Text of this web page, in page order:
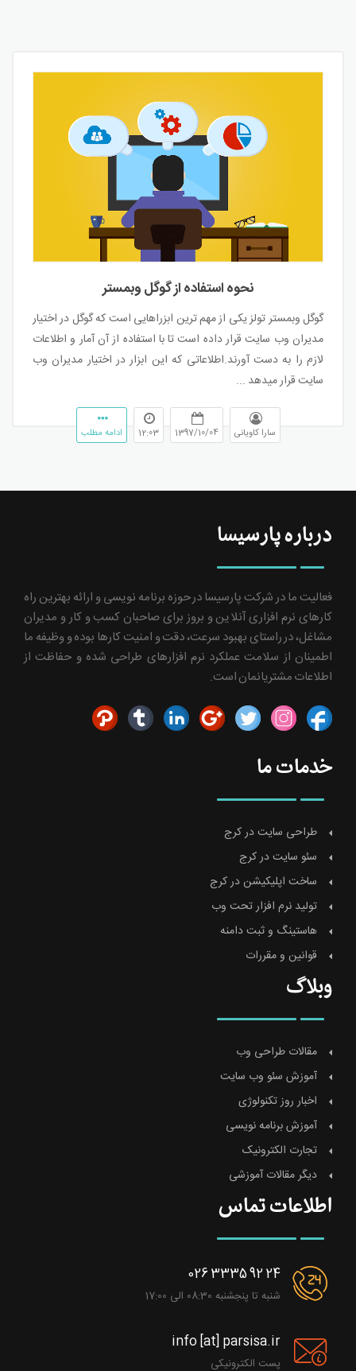
نحوه استفاده از گوگل وبمستر
گوگل وبمستر تولز یکی از مهم ترین ابزراهایی است که گوگل در اختیار
مدیران وب سایت قرار داده است تا با استفاده از آن آمار و اطلاعات
لازم را به دست آورند.اطلاعاتی که این ابزار در اختیار مدیران وب
سایت قرار میدهد ...
سارا کاویانی 1397/10/04
12:03 ادامه مطلب
درباره پارسیسا
فعالیت ما در شرکت پارسیسا در حوزه برنامه نویسی و ارائه بهترین راه
کارهای نرم افزاری آنلاین و بروز برای صاحبان کسب و کار و مدیران
مشاغل، در راستای بهبود سرعت، دقت و امنیت کارها بوده و وظیفه ما
اطمینان از سلامت عملکرد نرم افزارهای طراحی شده و حفاظت از
اطلاعات مشتریانمان است.
خدمات ما
طراحی سایت در کرج
سئو سایت در کرج
ساخت اپلیکیشن در کرج
تولید نرم افزار تحت وب
هاستینگ و ثبت دامنه
قوانین و مقررات
وبلاگ
مقالات طراحی وب
آموزش سئو وب سایت
اخبار روز تکنولوژی
آموزش برنامه نویسی
تجارت الکترونیک
دیگر مقالات آموزشی
اطلاعات تماس
026 3335 92 24
شنبه تا پنجشنبه 08:30 الی 17:00
info [at] parsisa.ir
پست الکترونیکی